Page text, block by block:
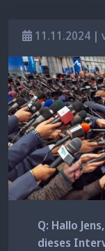
11.11.2024 |
Q: Hallo
dieses